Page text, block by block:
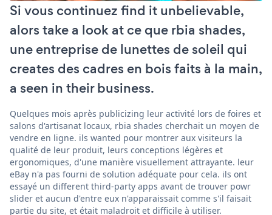
Si vous continuez find it unbelievable,
alors take a look at ce que rbia shades,
une entreprise de lunettes de soleil qui
creates des cadres en bois faits à la main,
a seen in their business.
Quelques mois après publicizing leur activité lors de foires et
salons d'artisanat locaux, rbia shades cherchait un moyen de
vendre en ligne. ils wanted pour montrer aux visiteurs la
qualité de leur produit, leurs conceptions légères et
ergonomiques, d'une manière visuellement attrayante. leur
eBay n'a pas fourni de solution adéquate pour cela. ils ont
essayé un different third-party apps avant de trouver powr
slider et aucun d'entre eux n'apparaissait comme s'il faisait
partie du site, et était maladroit et difficile à utiliser.